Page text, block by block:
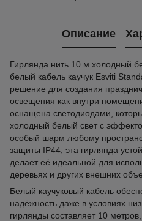
Описание
Гирлянда нить 10 м холодный
белый кабель каучук Esviti
решение для создания
освещения как внутри
оснащена светодиодами,
холодный белый свет с
особый шарм любому
защиты IP44, эта гирлянда
делает её идеальной для
деревьях и других внешних
Белый каучуковый кабель
надёжность даже в условиях
гирлянды составляет 10